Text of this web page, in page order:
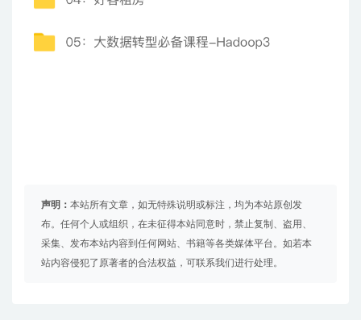
声明： 本站所有文章，如无特殊说明或标注，均为本站原创发
布。任何个人或组织，在未征得本站同意时，禁止复制、盗用、
采集、发布本站内容到任何网站、书籍等各类媒体平台。如若本
站内容侵犯了原著者的合法权益，可联系我们进行处理。